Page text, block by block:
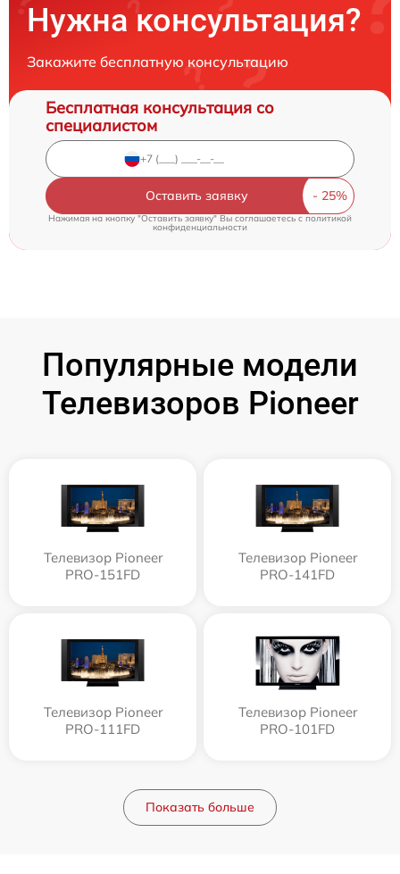
Нужна консультация?
Закажите бесплатную консультацию
Бесплатная консультация со
специалистом
Оставить заявку
Нажимая на кнопку "Оставить заявку" Вы соглашаетесь cполитикой
конфиденциальности
Популярные модели
Телевизоров Pioneer
Телевизор Pioneer
PRO-151FD
Телевизор Pioneer
PRO-141FD
Телевизор Pioneer
PRO-111FD
Телевизор Pioneer
PRO-101FD
Показать больше